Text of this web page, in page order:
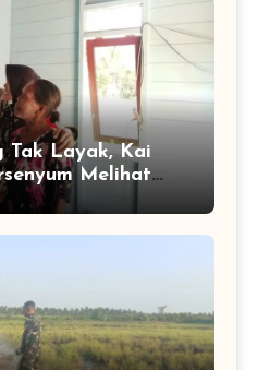
Tak Layak, Kai
Melihat
Berubah